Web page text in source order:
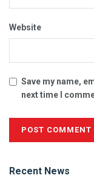
Website
Save my name,
next time I
Recent News